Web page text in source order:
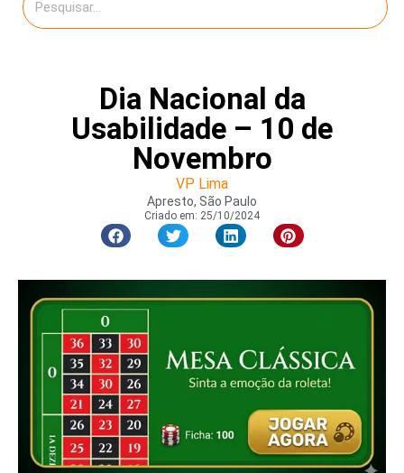
Dia Nacional da
Usabilidade – 10 de
Novembro
VP Lima
Apresto, São Paulo
Criado em: 25/10/2024